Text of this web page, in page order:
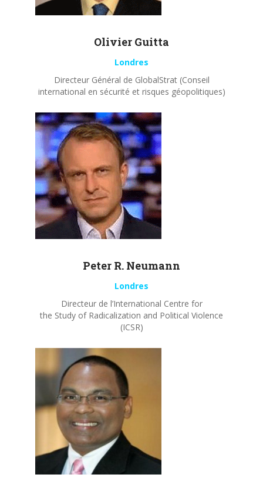
Olivier Guitta
Londres
Directeur Général de GlobalStrat (Conseil
international en sécurité et risques géopolitiques)
Peter R. Neumann
Londres
Directeur de l’International Centre for
the Study of Radicalization and Political Violence
(ICSR)